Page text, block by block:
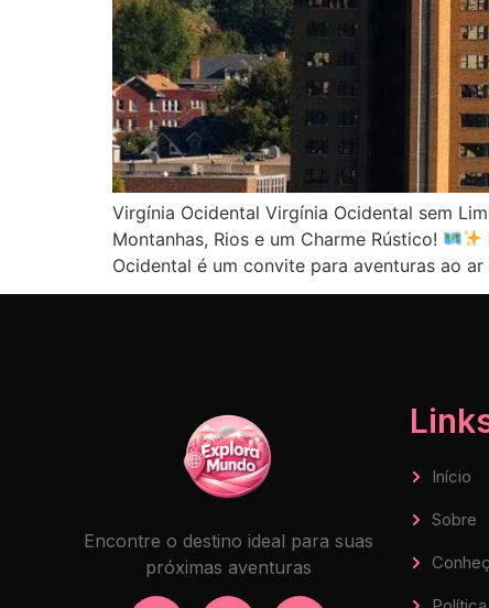
Virgínia Ocidental Virgínia Ocidental sem
Montanhas, Rios e um Charme Rústico!
Ocidental é um convite para aventuras ao
Encontre o destino ideal para suas
próximas aventuras
Início
Sobre